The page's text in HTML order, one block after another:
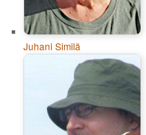
Juhani Similä